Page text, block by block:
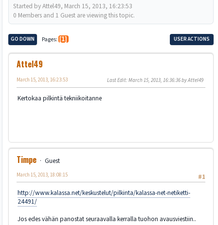
Started by Attel49, March 15, 2013, 16:23:53
0 Members and 1 Guest are viewing this topic.
GO DOWN Pages 1 USER ACTIONS
Attel49
March 15, 2013, 16:23:53 Last Edit: March 15, 2013, 16:36:36 by Attel49
Kertokaa pilkintä tekniikoitanne
Timpe
Guest
#1
March 15, 2013, 18:08:15
http://www.kalassa.net/keskustelut/pilkinta/kalassa-net-netiketti-
24491/
Jos edes vähän panostat seuraavalla kerralla tuohon avausviestiin..